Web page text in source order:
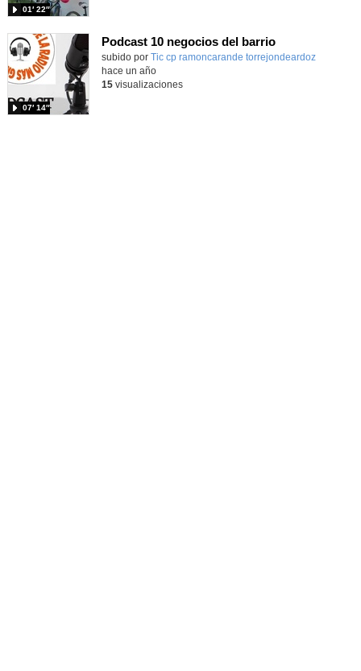
01′ 22″
Podcast 10 negocios del barrio
Contenido educativo.
subido por Tic cp ramoncarande torrejondeardoz
07′ 14″
-
hace un año
15visualizaciones